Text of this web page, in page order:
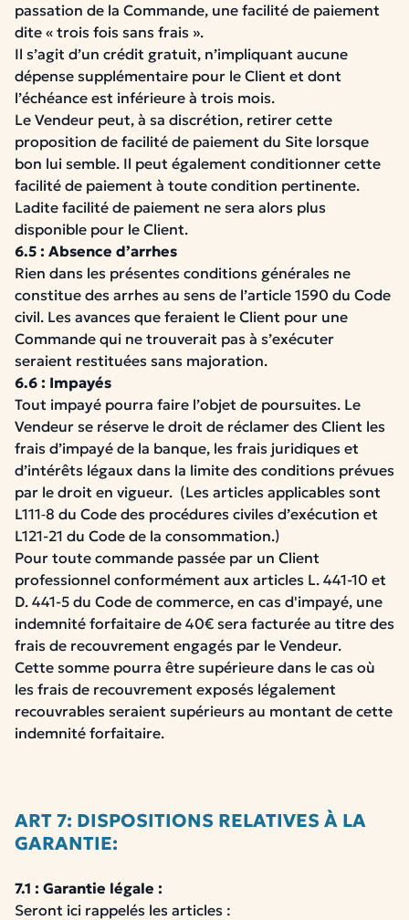
passation de la Commande, une facilité de paiement
dite « trois fois sans frais ».
Il s’agit d’un crédit gratuit, n’impliquant aucune
dépense supplémentaire pour le Client et dont
l’échéance est inférieure à trois mois.
Le Vendeur peut, à sa discrétion, retirer cette
proposition de facilité de paiement du Site lorsque
bon lui semble. Il peut également conditionner cette
facilité de paiement à toute condition pertinente.
Ladite facilité de paiement ne sera alors plus
disponible pour le Client.
6.5 : Absence d’arrhes
Rien dans les présentes conditions générales ne
constitue des arrhes au sens de l’article 1590 du Code
civil. Les avances que feraient le Client pour une
Commande qui ne trouverait pas à s’exécuter
seraient restituées sans majoration.
6.6 : Impayés
Tout impayé pourra faire l’objet de poursuites. Le
Vendeur se réserve le droit de réclamer des Client les
frais d’impayé de la banque, les frais juridiques et
d’intérêts légaux dans la limite des conditions prévues
par le droit en vigueur. (Les articles applicables sont
L111‑8 du Code des procédures civiles d’exécution et
L121-21 du Code de la consommation.)
Pour toute commande passée par un Client
professionnel conformément aux articles L. 441-10 et
D. 441-5 du Code de commerce, en cas d'impayé, une
indemnité forfaitaire de 40€ sera facturée au titre des
frais de recouvrement engagés par le Vendeur.
Cette somme pourra être supérieure dans le cas où
les frais de recouvrement exposés légalement
recouvrables seraient supérieurs au montant de cette
indemnité forfaitaire.
ART 7: DISPOSITIONS RELATIVES À LA
GARANTIE:
7.1 : Garantie légale :
Seront ici rappelés les articles :